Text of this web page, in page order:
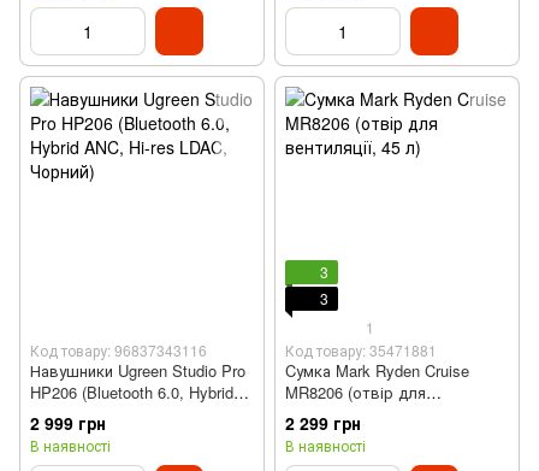
Код товару: 96837343116
Навушники Ugreen Studio Pro
HP206 (Bluetooth 6.0, Hybrid
ANC, Hi-res LDAC, Чорний)
2 999 грн
В наявності
3
3
1
Код товару: 35471881
Cумка Mark Ryden Cruise
MR8206 (отвір для
вентиляції, 45 л)
2 299 грн
В наявності